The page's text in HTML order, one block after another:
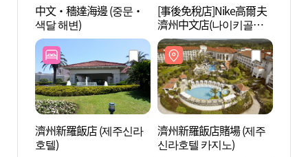
中文·穡達海邊 (중문·
색달 해변)
[事後免稅店]Nike高爾夫
濟州中文店(나이키골프
제주중문점)
濟州新羅飯店 (제주신라
호텔)
濟州新羅飯店賭場 (제주
신라호텔 카지노)